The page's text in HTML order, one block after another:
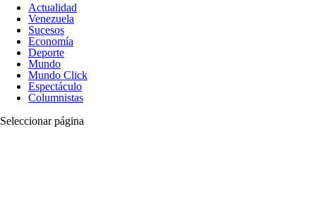
Actualidad
Venezuela
Sucesos
Economía
Deporte
Mundo
Mundo Click
Espectáculo
Columnistas
Seleccionar página